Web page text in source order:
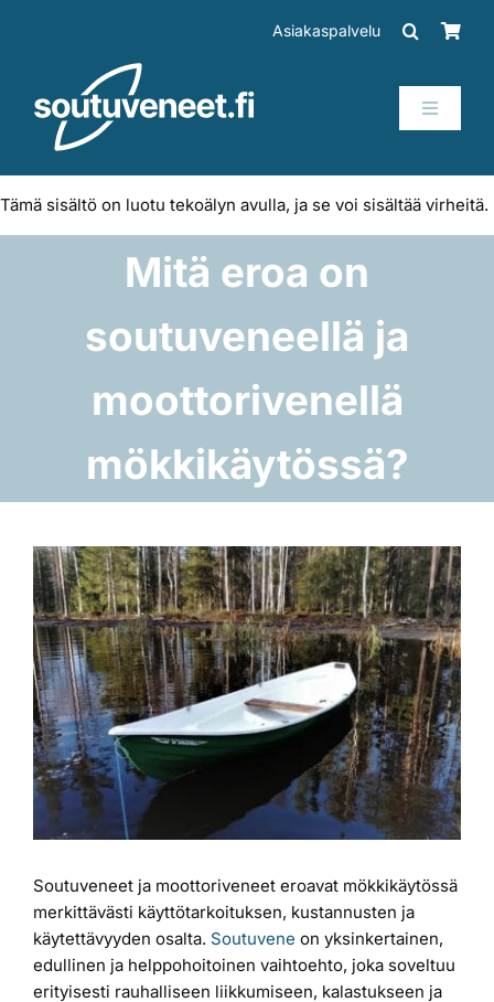
Asiakaspalvelu
Toggle
Perämoottorit
Tarvikkeet
Valmistajat
Rahoitus
Asiakaskokemuksia
Tämä sisältö on luotu tekoälyn avulla, ja se voi sisältää virheitä.
Mitä eroa on
soutuveneellä ja
moottorivenellä
mökkikäytössä?
Katso
kuvaa
isompana
Soutuveneet ja moottoriveneet eroavat mökkikäytössä
merkittävästi käyttötarkoituksen, kustannusten ja
käytettävyyden osalta. Soutuvene on yksinkertainen,
edullinen ja helppohoitoinen vaihtoehto, joka soveltuu
erityisesti rauhalliseen liikkumiseen, kalastukseen ja